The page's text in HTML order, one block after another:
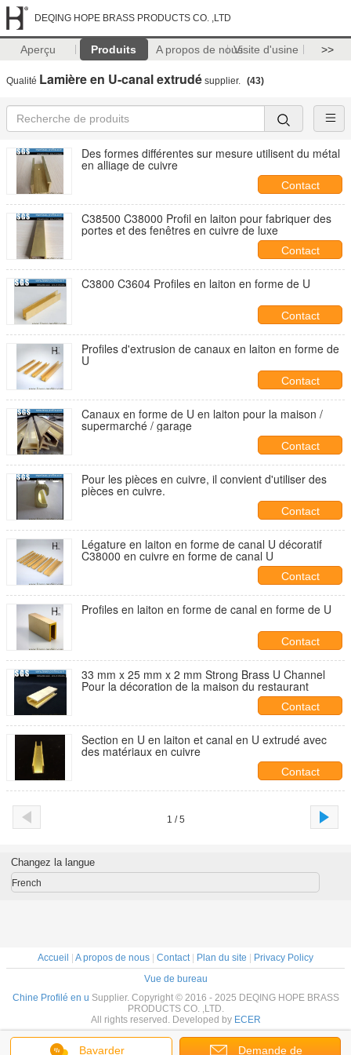
DEQING HOPE BRASS PRODUCTS CO. ,LTD
Aperçu Produits A propos de nousVisite d'usine >>
Qualité Lamière en U-canal extrudé supplier. (43)
Des formes différentes sur mesure utilisent du métal
en alliage de cuivre
Contact
C38500 C38000 Profil en laiton pour fabriquer des
portes et des fenêtres en cuivre de luxe
Contact
C3800 C3604 Profiles en laiton en forme de U
Contact
Profiles d'extrusion de canaux en laiton en forme de
U
Contact
Canaux en forme de U en laiton pour la maison /
supermarché / garage
Contact
Pour les pièces en cuivre, il convient d'utiliser des
pièces en cuivre.
Contact
Légature en laiton en forme de canal U décoratif
C38000 en cuivre en forme de canal U
Contact
Profiles en laiton en forme de canal en forme de U
Contact
33 mm x 25 mm x 2 mm Strong Brass U Channel
Pour la décoration de la maison du restaurant
Contact
Section en U en laiton et canal en U extrudé avec
des matériaux en cuivre
Contact
1 / 5
Bavarder Demande de
Changez la langue
French
Accueil A propos de nous Contact| Plan du site
Privacy Policy
Vue de bureau
Chine Profilé en u Supplier. Copyright © 2016 - 2025 DEQING HOPE BRASS
PRODUCTS CO. ,LTD.
All rights reserved. Developed by ECER